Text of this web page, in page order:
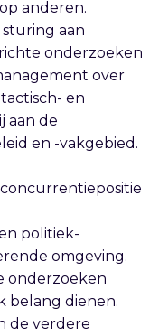
anderen.
aan
onderzoeken
over
en
aan de
en -vakgebied.
politiek-
omgeving.
onderzoeken
belang dienen.
de verdere